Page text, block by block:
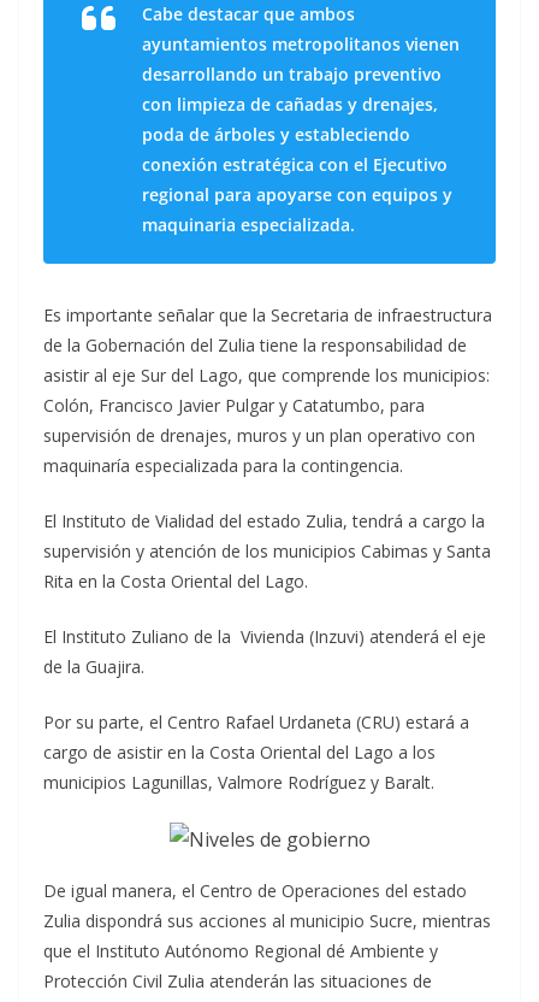
Cabe destacar que ambos
ayuntamientos metropolitanos vienen
desarrollando un trabajo preventivo
con limpieza de cañadas y drenajes,
poda de árboles y estableciendo
conexión estratégica con el Ejecutivo
regional para apoyarse con equipos y
maquinaria especializada.
Es importante señalar que la Secretaria de infraestructura
de la Gobernación del Zulia tiene la responsabilidad de
asistir al eje Sur del Lago, que comprende los municipios:
Colón, Francisco Javier Pulgar y Catatumbo, para
supervisión de drenajes, muros y un plan operativo con
maquinaría especializada para la contingencia.
El Instituto de Vialidad del estado Zulia, tendrá a cargo la
supervisión y atención de los municipios Cabimas y Santa
Rita en la Costa Oriental del Lago.
El Instituto Zuliano de la Vivienda (Inzuvi) atenderá el eje
de la Guajira.
Por su parte, el Centro Rafael Urdaneta (CRU) estará a
cargo de asistir en la Costa Oriental del Lago a los
municipios Lagunillas, Valmore Rodríguez y Baralt.
De igual manera, el Centro de Operaciones del estado
Zulia dispondrá sus acciones al municipio Sucre, mientras
que el Instituto Autónomo Regional dé Ambiente y
Protección Civil Zulia atenderán las situaciones de